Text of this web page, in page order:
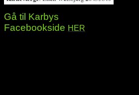
Gå til Karbys
Facebookside HER